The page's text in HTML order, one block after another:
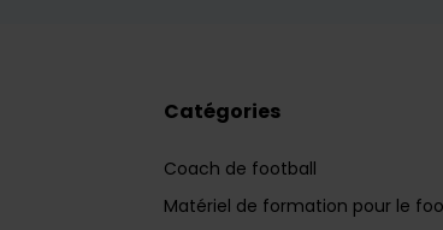
Catégories
Coach de football
Matériel de formation pour le